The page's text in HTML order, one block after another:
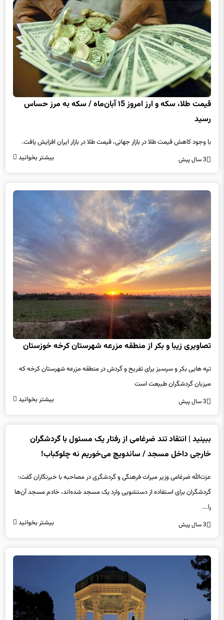
قیمت طلا، سکه و ارز امروز ۱5 آبان‌ماه / سکه به مرز حساس
رسید
با وجود کاهش قیمت طلا در بازار جهانی، قیمت طلا در بازار ایران افزایش یافت.
3 سال پیش بیشتر بخوانید
تصاویری زیبا و بکر از منطقه مزرعه شهرستان کرخه خوزستان
تپه هایی بکر و سرسبز برای تفریح و گردش در منطقه مزرعه شهرستان کرخه که
میزبان گردشگران طبیعت است
3 سال پیش بیشتر بخوانید
ببینید | انتقاد تند ضرغامی از رفتار یک مسئول با گردشگران
خارجی داخل مسجد / ساندویچ می‌خوریم نه چلوکباب!
عزت‌الله ضرغامی وزیر میراث فرهنگی و گردشگری در مصاحبه با خبرنگاران گفت:
گردشگران برای استفاده از دستشویی وارد یک مسجد شده‌اند، خادم مسجد آن‌ها
را...
3 سال پیش بیشتر بخوانید